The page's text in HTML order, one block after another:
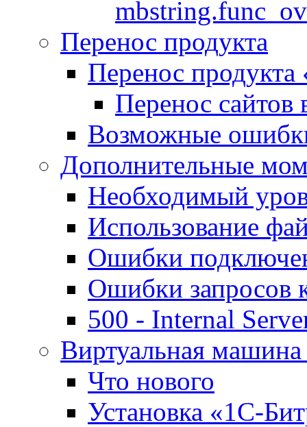
Перенос продукта
Перенос продукта
Перенос сайтов
Возможные
Дополнительные
Необходимый
Использование
Ошибки
Ошибки запросов
500 - Internal
Виртуальная
Что нового
Установка «1С-